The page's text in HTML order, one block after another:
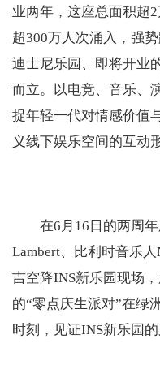
业两年，这座总面积超
超300万人次涌入，强
迪士尼乐园、即将开业
而立。以电竞、音乐、
捉年轻一代对情感价值
义线下娱乐空间的互动
在6月16日的两周
Lambert、比利时音乐
吉空降INS新乐园现场
的“零点庆生派对”在绿
时刻，见证INS新乐园的